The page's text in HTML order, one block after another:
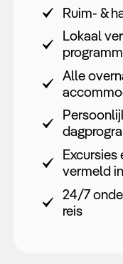
Ruim- &
Lokaal
Alle
vermeld
24/7
reis